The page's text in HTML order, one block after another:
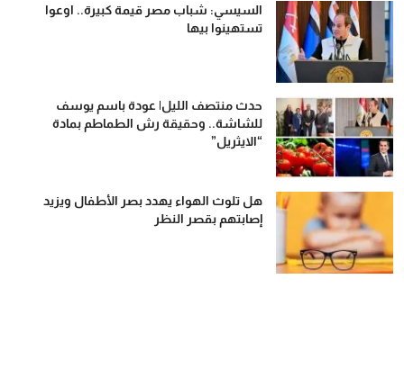
السيسي: شباب مصر قيمة كبيرة.. اوعوا
تستهينوا بيها
حدث منتصف الليل| عودة باسم يوسف
للشاشة.. وحقيقة رش الطماطم بمادة
“الايثريل”
هل تلوث الهواء يهدد بصر الأطفال ويزيد
إصابتهم بقصر النظر